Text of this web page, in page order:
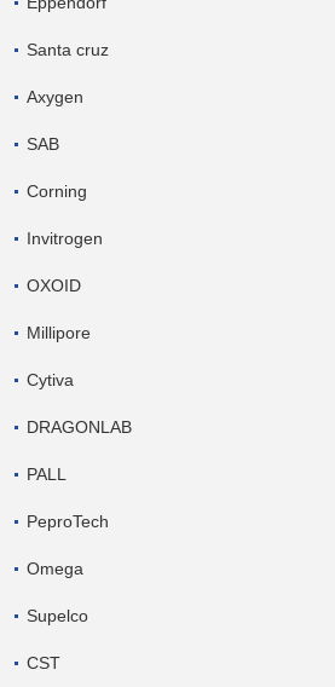
Santa cruz
Axygen
SAB
Corning
Invitrogen
OXOID
Millipore
Cytiva
DRAGONLAB
PALL
PeproTech
Omega
Supelco
CST